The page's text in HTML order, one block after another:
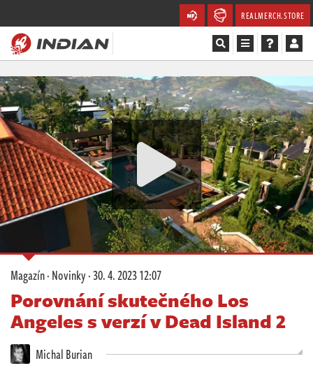
REALMERCH.STORE
Magazín
Recenze
Videa
Soutěže
Databáze
Komunita
Redakce
Živě
Magazín·Novinky·30. 4. 2023 12:07
Porovnání skutečného Los
Angeles s verzí v Dead Island 2
Michal Burian